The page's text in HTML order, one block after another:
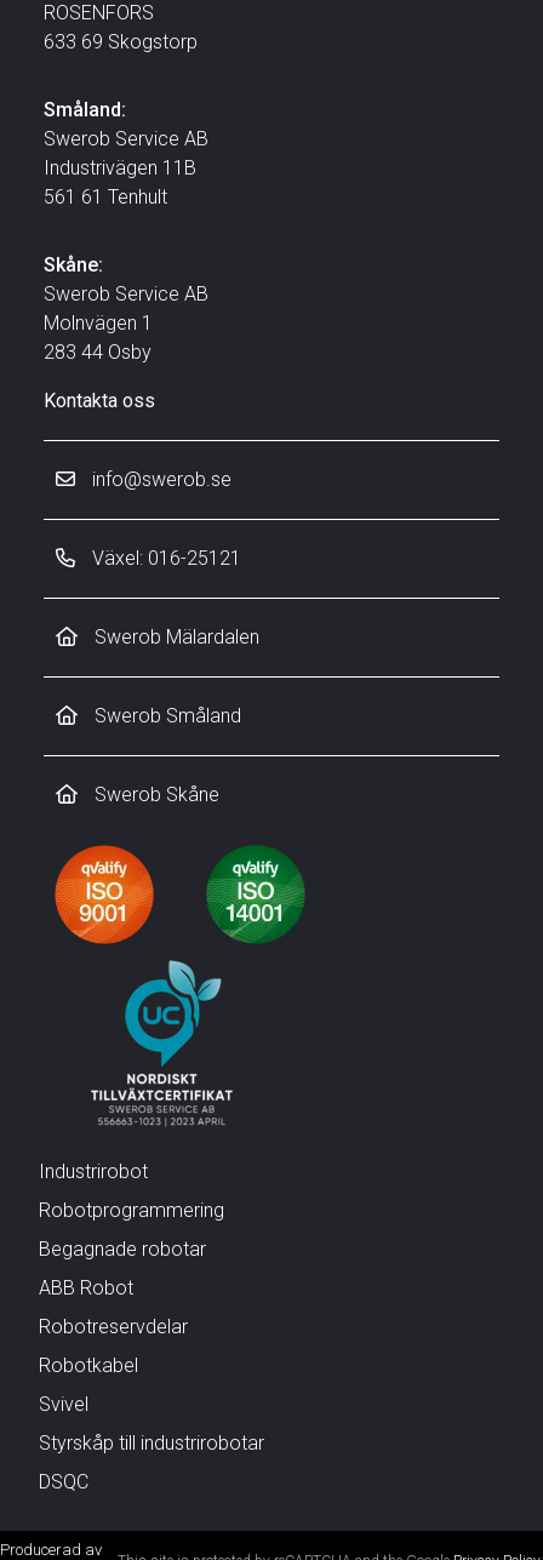
ROSENFORS
633 69 Skogstorp
Småland:
Swerob Service AB
Industrivägen 11B
561 61 Tenhult
Skåne:
Swerob Service AB
Molnvägen 1
283 44 Osby
Kontakta oss
info@swerob.se
Växel: 016-25121
Swerob Mälardalen
Swerob Småland
Swerob Skåne
Industrirobot
Robotprogrammering
Begagnade robotar
ABB Robot
Robotreservdelar
Robotkabel
Svivel
Styrskåp till industrirobotar
DSQC
Producerad av